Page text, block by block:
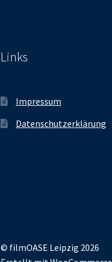
Links
Impressum
Datenschutzerklärung
© filmOASE Leipzig 2026